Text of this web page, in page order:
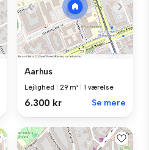
Aarhus
Lejlighed 29 m² 1 værelse
6.300 kr Se mere